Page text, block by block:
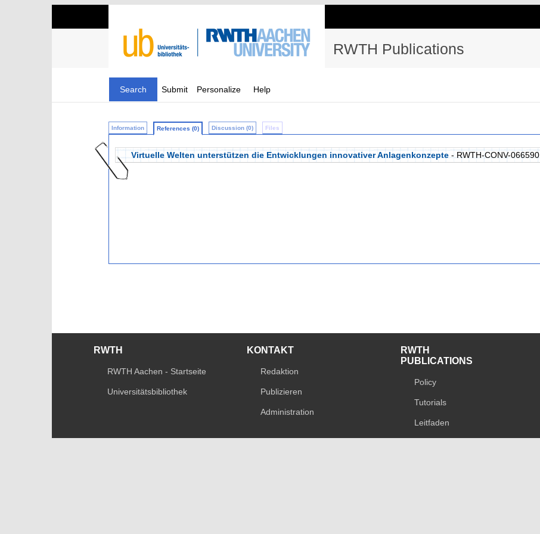
RWTH Publications
Search Submit Personalize Help
Information References (0) Discussion (0) Files
Virtuelle Welten unterstützen die Entwicklungen innovativer Anlagenkonzepte - RWTH-CONV-066590
RWTH
RWTH Aachen - Startseite
Universitätsbibliothek
KONTAKT
Redaktion
Publizieren
Administration
RWTH
PUBLICATIONS
Policy
Tutorials
Leitfaden